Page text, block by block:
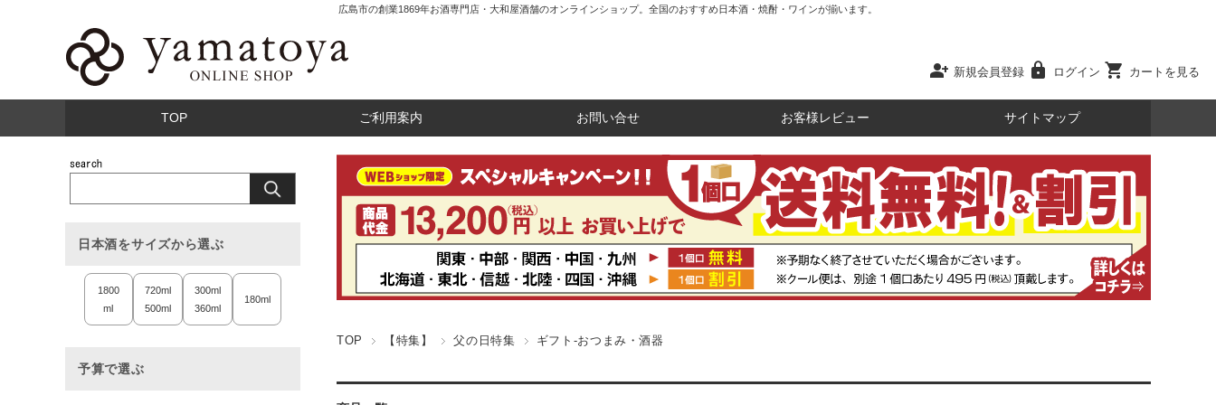
広島市の創業1869年お酒専門店・大和屋酒舗のオンラインショップ。全国のおすすめ日本酒・焼酎・ワインが揃います。
person_add 新規会員登録 lock ログイン shopping_cart カートを見る
TOP ご利用案内 お問い合せ お客様レビュー サイトマップ
TOP 【特集】 父の日特集 ギフト-おつまみ・酒器
日本酒をサイズから選ぶ
1800
ml
720ml
500ml
300ml
360ml
180ml
予算で選ぶ